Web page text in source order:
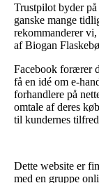
Trustpilot byder
ganske mange
rekommanderer
af Biogan
Facebook forærer
få en idé om e-
forhandlere på
omtale af deres
til kundernes
Dette website er
med en gruppe